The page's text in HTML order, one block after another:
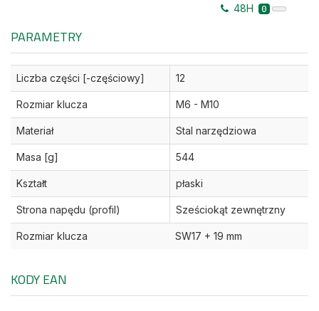
48H 0
PARAMETRY
Liczba części [-częściowy] 12
Rozmiar klucza M6 - M10
Materiał Stal narzędziowa
Masa [g] 544
Kształt płaski
Strona napędu (profil) Sześciokąt zewnętrzny
Rozmiar klucza SW17 + 19 mm
KODY EAN